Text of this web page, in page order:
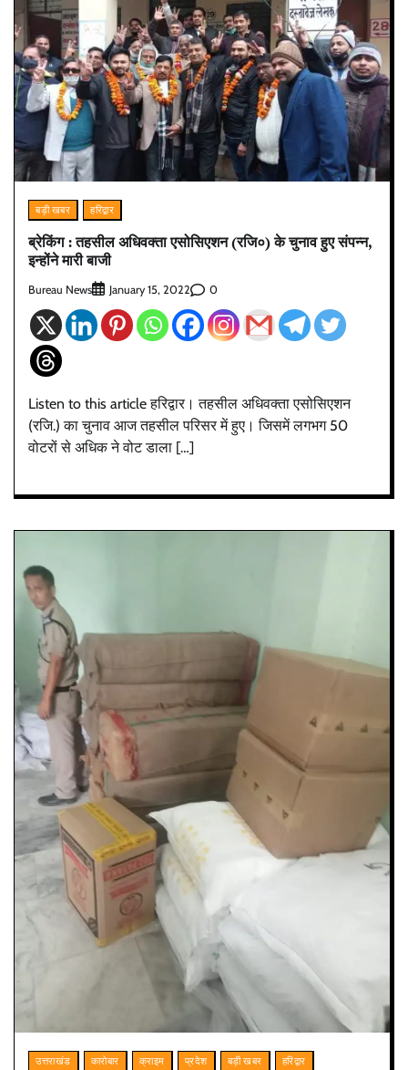
बड़ी खबर हरिद्वार
ब्रेकिंग : तहसील अधिवक्ता एसोसिएशन (रजि०) के चुनाव हुए संपन्न,
इन्होंने मारी बाजी
Bureau News January 15, 2022 0
Listen to this article हरिद्वार। तहसील अधिवक्ता एसोसिएशन
(रजि.) का चुनाव आज तहसील परिसर में हुए। जिसमें लगभग 50
वोटरों से अधिक ने वोट डाला […]
उत्तराखंड कारोबार क्राइम प्रदेश बड़ी खबर हरिद्वार